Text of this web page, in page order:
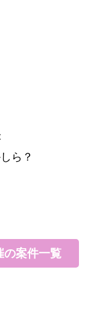
ら？
の案件一覧